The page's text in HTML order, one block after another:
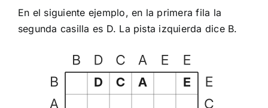
En el siguiente ejemplo, en la primera fila la
segunda casilla es D. La pista izquierda dice B.